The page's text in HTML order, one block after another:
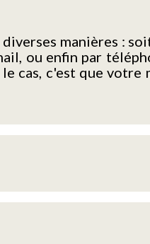
manières :
ou enfin par
cas, c'est que votre